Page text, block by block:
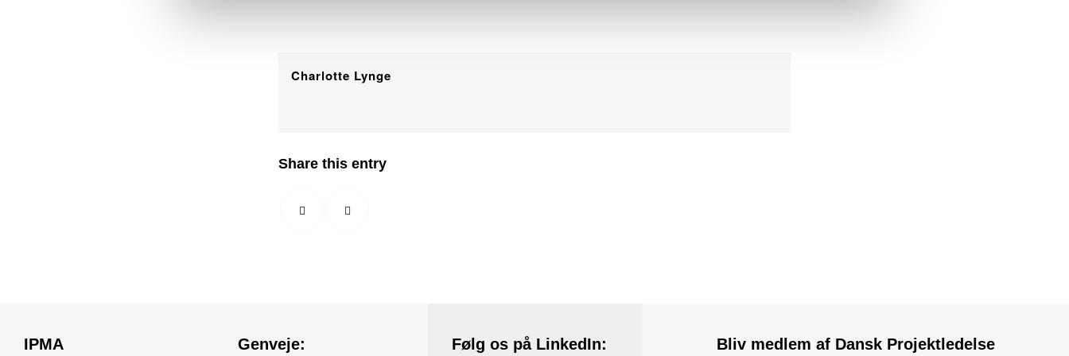
Charlotte Lynge
Share this entry
IPMA Genveje: Følg os på LinkedIn: Bliv medlem af Dansk Projektledelse